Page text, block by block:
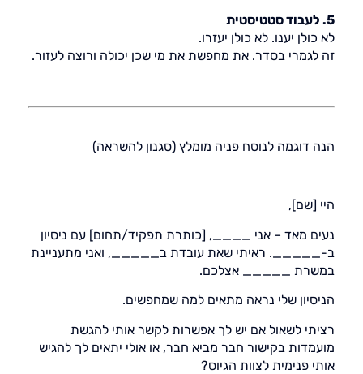
5. לעבוד סטטיסטית
לא כולן יענו. לא כולן יעזרו.
זה לגמרי בסדר. את מחפשת את מי שכן יכולה ורוצה לעזור.
הנה דוגמה לנוסח פניה מומלץ (סגנון להשראה)
היי [שם],
נעים מאד – אני ____, [כותרת תפקיד/תחום] עם ניסיון
ב-_____. ראיתי שאת עובדת ב_____, ואני מתעניינת
במשרת _____ אצלכם.
הניסיון שלי נראה מתאים למה שמחפשים.
רציתי לשאול אם יש לך אפשרות לקשר אותי להגשת
מועמדות בקישור חבר מביא חבר, או אולי יתאים לך להגיש
אותי פנימית לצוות הגיוס?